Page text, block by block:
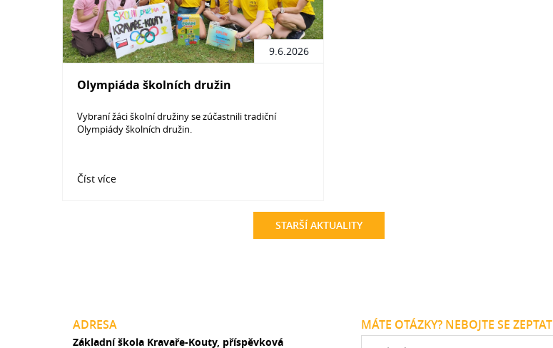
9.6.2026
Olympiáda školních družin
Vybraní žáci školní družiny se zúčastnili tradiční
Olympiády školních družin.
Číst více
STARŠÍ AKTUALITY
ADRESA
Základní škola Kravaře-Kouty, příspěvková
MÁTE OTÁZKY? NEBOJTE SE ZEPTAT